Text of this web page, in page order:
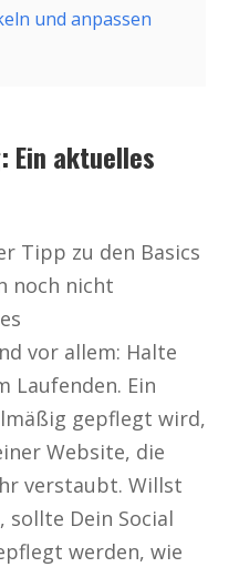
und anpassen
Ein aktuelles
Tipp zu den Basics
noch nicht
vor allem: Halte
Laufenden. Ein
gepflegt wird,
Website, die
verstaubt. Willst
sollte Dein Social
werden, wie